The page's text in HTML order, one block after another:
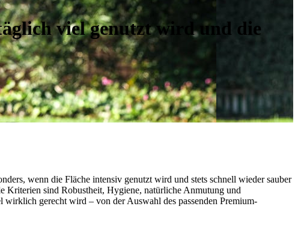
viel genutzt wird und die
wenn die Fläche intensiv genutzt wird und stets schnell wieder sauber
Kriterien sind Robustheit, Hygiene, natürliche Anmutung und
gerecht wird – von der Auswahl des passenden Premium-